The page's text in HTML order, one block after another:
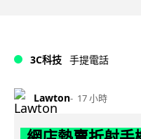
3C科技 手提電話
Lawton 17 小時